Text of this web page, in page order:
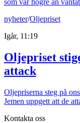
som var högre än
nyheter/Oljepriset
Igår, 11:19
Oljepriset
attack
Oljepriserna steg på
Jemen uppgett att de
Kontakta oss